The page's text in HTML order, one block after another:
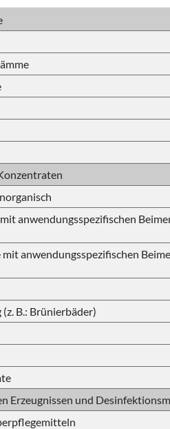
anwendungsspezifischen
mit anwendungsspezifischen
B.: Brünierbäder)
Erzeugnissen und